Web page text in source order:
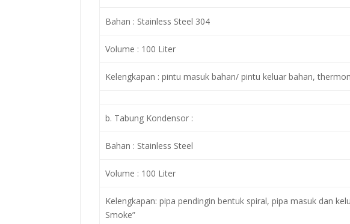
Bahan : Stainless Steel 304
Volume : 100 Liter
Kelengkapan : pintu masuk bahan/ pintu keluar bahan,
b. Tabung Kondensor :
Bahan : Stainless Steel
Volume : 100 Liter
Kelengkapan: pipa pendingin bentuk spiral, pipa masuk dan
Smoke”